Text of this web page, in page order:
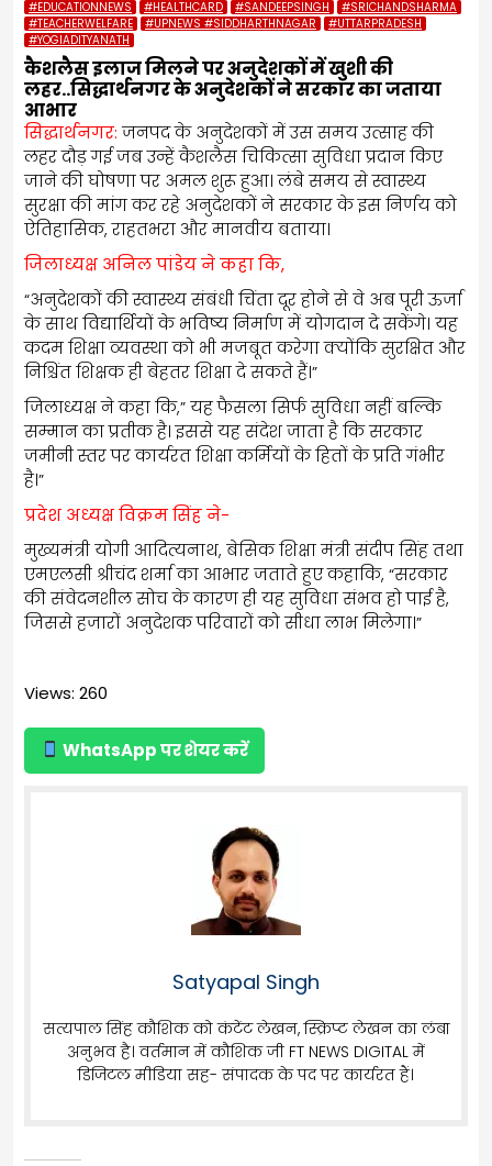
#EDUCATIONNEWS
#HEALTHCARD #SANDEEPSINGH
#SRICHANDSHARMA
#TEACHERWELFARE
#UPNEWS #SIDDHARTHNAGAR
#UTTARPRADESH
#YOGIADITYANATH
कैशलैस इलाज मिलने पर अनुदेशकों में खुशी की
लहर..सिद्धार्थनगर के अनुदेशकों ने सरकार का जताया
आभार
सिद्धार्थनगर:जनपद के अनुदेशकों में उस समय उत्साह की
लहर दौड़ गई जब उन्हें कैशलैस चिकित्सा सुविधा प्रदान किए
जाने की घोषणा पर अमल शुरू हुआ। लंबे समय से स्वास्थ्य
सुरक्षा की मांग कर रहे अनुदेशकों ने सरकार के इस निर्णय को
ऐतिहासिक, राहतभरा और मानवीय बताया।
जिलाध्यक्ष अनिल पांडेय ने कहा कि,
“अनुदेशकों की स्वास्थ्य संबंधी चिंता दूर होने से वे अब पूरी ऊर्जा
के साथ विद्यार्थियों के भविष्य निर्माण में योगदान दे सकेंगे। यह
कदम शिक्षा व्यवस्था को भी मजबूत करेगा क्योंकि सुरक्षित और
निश्चिंत शिक्षक ही बेहतर शिक्षा दे सकते हैं।”
जिलाध्यक्ष ने कहा कि,” यह फैसला सिर्फ सुविधा नहीं बल्कि
सम्मान का प्रतीक है। इससे यह संदेश जाता है कि सरकार
जमीनी स्तर पर कार्यरत शिक्षा कर्मियों के हितों के प्रति गंभीर
है।”
प्रदेश अध्यक्ष विक्रम सिंह ने-
मुख्यमंत्री योगी आदित्यनाथ, बेसिक शिक्षा मंत्री संदीप सिंह तथा
एमएलसी श्रीचंद शर्मा का आभार जताते हुए कहाकि, “सरकार
की संवेदनशील सोच के कारण ही यह सुविधा संभव हो पाई है,
जिससे हजारों अनुदेशक परिवारों को सीधा लाभ मिलेगा।”
Views: 260
WhatsApp पर शेयर करें
Satyapal Singh
सत्यपाल सिंह कौशिक को कंटेंट लेखन, स्क्रिप्ट लेखन का लंबा
अनुभव है। वर्तमान में कौशिक जी FT NEWS DIGITAL में
डिजिटल मीडिया सह- संपादक के पद पर कार्यरत हैं।